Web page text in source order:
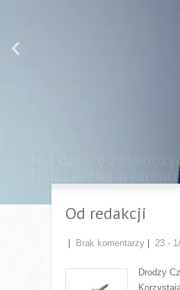
Instalacje parowe i kondensatu to
układ składający się z setek
odbiorników ciepła, w których
wymiany ciepła. Elementem
świat pary i kondensatu, jest
zaworów odcinających, jest
Przejdź do
Od redakcji
Brak komentarzy 23 -
Drodzy